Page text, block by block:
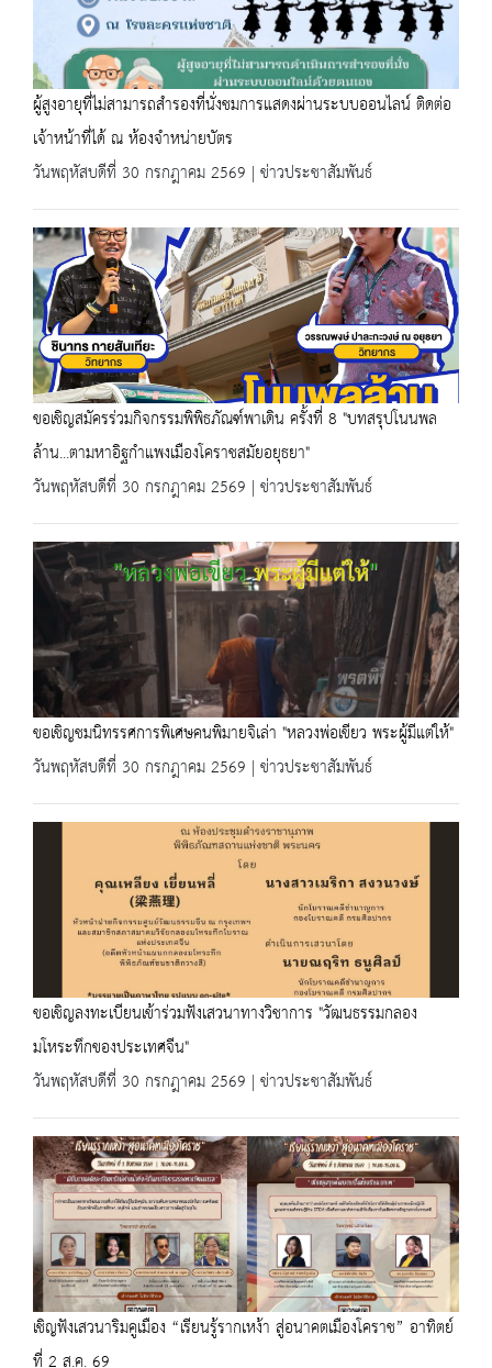
ผู้สูงอายุที่ไม่สามารถสำรองที่นั่งชมการแสดงผ่านระบบออนไลน์ ติดต่อ
เจ้าหน้าที่ได้ ณ ห้องจำหน่ายบัตร
วันพฤหัสบดีที่ 30 กรกฎาคม 2569 | ข่าวประชาสัมพันธ์
ขอเชิญสมัครร่วมกิจกรรมพิพิธภัณฑ์พาเดิน ครั้งที่ 8 "บทสรุปโนนพล
ล้าน...ตามหาอิฐกำแพงเมืองโคราชสมัยอยุธยา"
วันพฤหัสบดีที่ 30 กรกฎาคม 2569 | ข่าวประชาสัมพันธ์
ขอเชิญชมนิทรรศการพิเศษคนพิมายจิเล่า "หลวงพ่อเขียว พระผู้มีแต่ให้"
วันพฤหัสบดีที่ 30 กรกฎาคม 2569 | ข่าวประชาสัมพันธ์
ขอเชิญลงทะเบียนเข้าร่วมฟังเสวนาทางวิชาการ "วัฒนธรรมกลอง
มโหระทึกของประเทศจีน"
วันพฤหัสบดีที่ 30 กรกฎาคม 2569 | ข่าวประชาสัมพันธ์
เชิญฟังเสวนาริมคูเมือง “เรียนรู้รากเหง้า สู่อนาคตเมืองโคราช” อาทิตย์